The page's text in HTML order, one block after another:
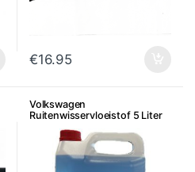
€16.95
Volkswagen
Ruitenwisservloeistof 5 Liter